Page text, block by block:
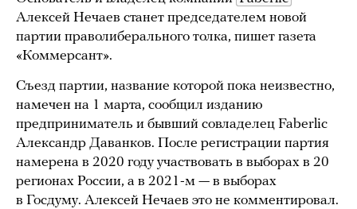
Алексей Нечаев станет председателем новой
партии праволиберального толка, пишет газета
«Коммерсант».
Съезд партии, название которой пока неизвестно,
намечен на 1 марта, сообщил изданию
предприниматель и бывший совладелец Faberlic
Александр Даванков. После регистрации партия
намерена в 2020 году участвовать в выборах в 20
регионах России, а в 2021-м — в выборах
в Госдуму. Алексей Нечаев это не комментировал.